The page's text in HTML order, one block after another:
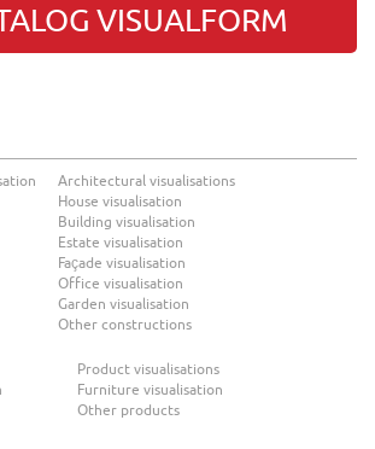
VISUALFORM
Architectural visualisations
House visualisation
Building visualisation
Estate visualisation
Façade visualisation
Office visualisation
Garden visualisation
Other constructions
Product visualisations
Furniture visualisation
Other products